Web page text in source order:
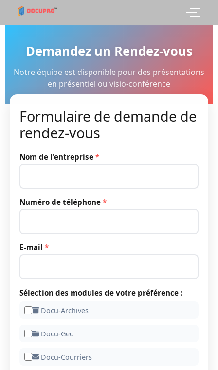
Demandez un Rendez-vous
Notre équipe est disponible pour des présentations
en présentiel ou visio-conférence
Formulaire de demande de
rendez-vous
Nom de l'entreprise *
Numéro de téléphone *
E-mail *
Sélection des modules de votre préférence :
Docu-Archives
Docu-Ged
Docu-Courriers